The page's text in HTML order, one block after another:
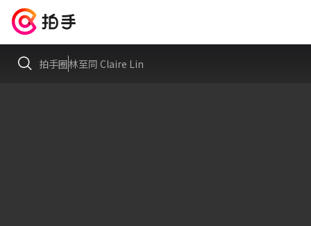
拍手圈林至同 Claire Lin